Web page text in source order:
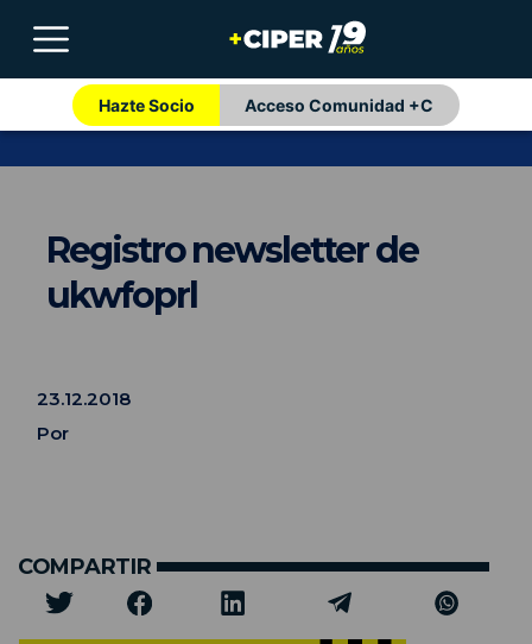
Hazte Socio Acceso Comunidad +C
Registro newsletter de
ukwfoprl
23.12.2018
Por
COMPARTIR